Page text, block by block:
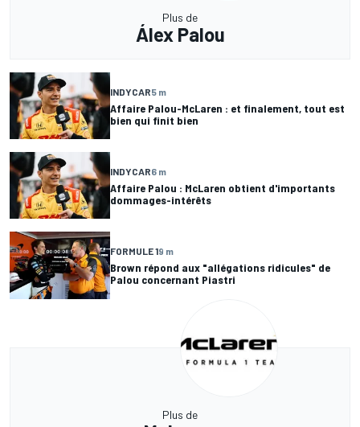
Plus de
Álex Palou
INDYCAR5 m
Affaire Palou-McLaren : et finalement, tout est
bien qui finit bien
INDYCAR6 m
Affaire Palou : McLaren obtient d'importants
dommages-intérêts
FORMULE 19 m
Brown répond aux "allégations ridicules" de
Palou concernant Piastri
Plus de